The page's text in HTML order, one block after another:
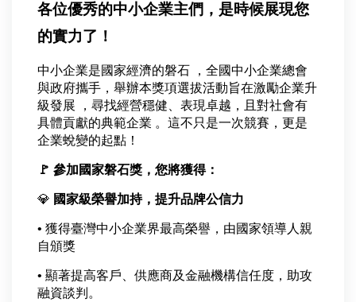
各位優秀的中小企業主們，是時候展現您
的實力了！
中小企業是國家經濟的磐石 ，全國中小企業總會
與政府攜手，舉辦本獎項選拔活動旨在激勵企業升
級發展 ，尋找經營穩健、表現卓越，且對社會有
具體貢獻的典範企業 。 這不只是一次競賽，更是
企業蛻變的起點！
🚩 參加國家磐石獎，您將獲得：
💎 國家級榮譽加持，提升品牌公信力
• 獲得臺灣中小企業界最高榮譽，由國家領導人親
自頒獎
• 顯著提高客戶、供應商及金融機構信任度，助攻
融資談判。